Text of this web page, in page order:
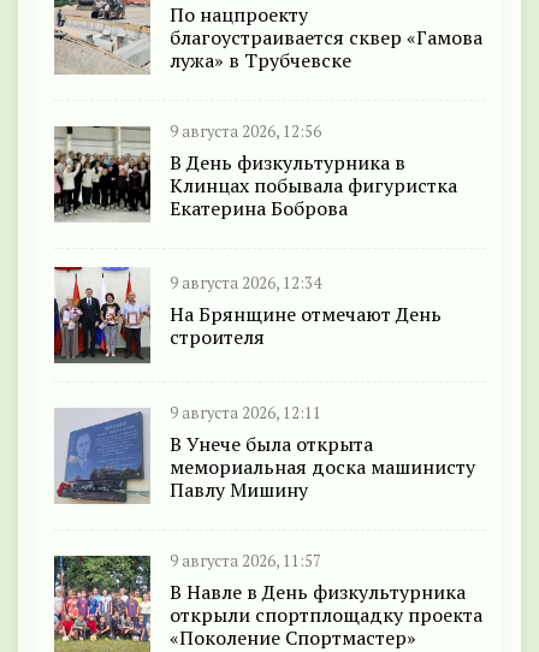
По нацпроекту
благоустраивается сквер «Гамова
лужа» в Трубчевске
9 августа 2026, 12:56
В День физкультурника в
Клинцах побывала фигуристка
Екатерина Боброва
9 августа 2026, 12:34
На Брянщине отмечают День
строителя
9 августа 2026, 12:11
В Унече была открыта
мемориальная доска машинисту
Павлу Мишину
9 августа 2026, 11:57
В Навле в День физкультурника
открыли спортплощадку проекта
«Поколение Спортмастер»